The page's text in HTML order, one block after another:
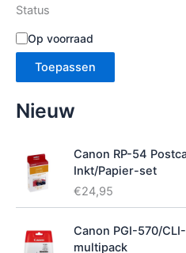
Status
B
e
c
i
h
Op voorraad
Toepassen
Nieuw
Canon RP-54
Inkt/Papier-set
€24,95
Canon PGI-570/
multipack